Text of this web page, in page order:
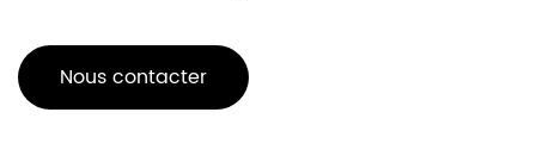
Nous contacter